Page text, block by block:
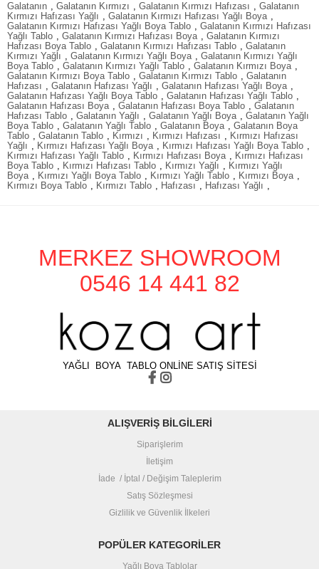
Galatanın , Galatanın Kırmızı , Galatanın Kırmızı Hafızası , Galatanın
Kırmızı Hafızası Yağlı , Galatanın Kırmızı Hafızası Yağlı Boya ,
Galatanın Kırmızı Hafızası Yağlı Boya Tablo , Galatanın Kırmızı Hafızası
Yağlı Tablo , Galatanın Kırmızı Hafızası Boya , Galatanın Kırmızı
Hafızası Boya Tablo , Galatanın Kırmızı Hafızası Tablo , Galatanın
Kırmızı Yağlı , Galatanın Kırmızı Yağlı Boya , Galatanın Kırmızı Yağlı
Boya Tablo , Galatanın Kırmızı Yağlı Tablo , Galatanın Kırmızı Boya ,
Galatanın Kırmızı Boya Tablo , Galatanın Kırmızı Tablo , Galatanın
Hafızası , Galatanın Hafızası Yağlı , Galatanın Hafızası Yağlı Boya ,
Galatanın Hafızası Yağlı Boya Tablo , Galatanın Hafızası Yağlı Tablo ,
Galatanın Hafızası Boya , Galatanın Hafızası Boya Tablo , Galatanın
Hafızası Tablo , Galatanın Yağlı , Galatanın Yağlı Boya , Galatanın Yağlı
Boya Tablo , Galatanın Yağlı Tablo , Galatanın Boya , Galatanın Boya
Tablo , Galatanın Tablo , Kırmızı , Kırmızı Hafızası , Kırmızı Hafızası
Yağlı , Kırmızı Hafızası Yağlı Boya , Kırmızı Hafızası Yağlı Boya Tablo ,
Kırmızı Hafızası Yağlı Tablo , Kırmızı Hafızası Boya , Kırmızı Hafızası
Boya Tablo , Kırmızı Hafızası Tablo , Kırmızı Yağlı , Kırmızı Yağlı
Boya , Kırmızı Yağlı Boya Tablo , Kırmızı Yağlı Tablo , Kırmızı Boya ,
Kırmızı Boya Tablo , Kırmızı Tablo , Hafızası , Hafızası Yağlı ,
MERKEZ SHOWROOM
0546 14 441 82
YAĞLI BOYA TABLO ONLİNE SATIŞ SİTESİ
ALIŞVERİŞ BİLGİLERİ
Siparişlerim
İletişim
İade / İptal / Değişim Taleplerim
Satış Sözleşmesi
Gizlilik ve Güvenlik İlkeleri
POPÜLER KATEGORİLER
Yağlı Boya Tablolar